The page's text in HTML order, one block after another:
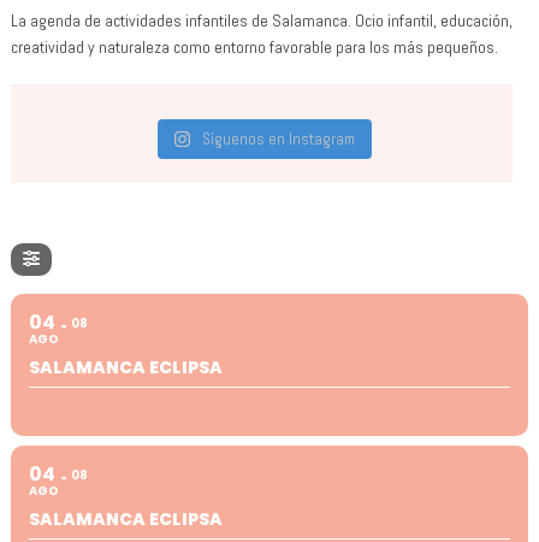
La agenda de actividades infantiles de Salamanca. Ocio infantil, educación,
creatividad y naturaleza como entorno favorable para los más pequeños.
Síguenos en Instagram
04
AGO
08
SALAMANCA ECLIPSA
04
AGO
08
SALAMANCA ECLIPSA